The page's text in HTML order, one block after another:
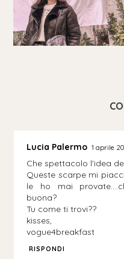
Lucia Palermo 1 aprile
Che spettacolo l'idea
Queste scarpe mi
le ho mai
buona?
Tu come ti trovi??
kisses,
vogue4breakfast
RISPONDI